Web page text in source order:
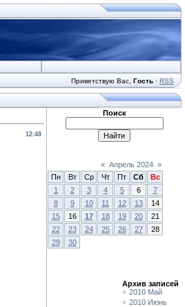
Приветствую Вас Гость · RSS
12:48
Поиск
« Апрель 2024 »
Пн
Вт Ср Чт Пт Сб
Вс
1
2 3 4 5 6
7
8
9 10 11 12 13
14
15
16 17 18 19 20
21
22
23 24 25 26 27
28
29
30
Архив записей
2010 Май
2010 Июнь